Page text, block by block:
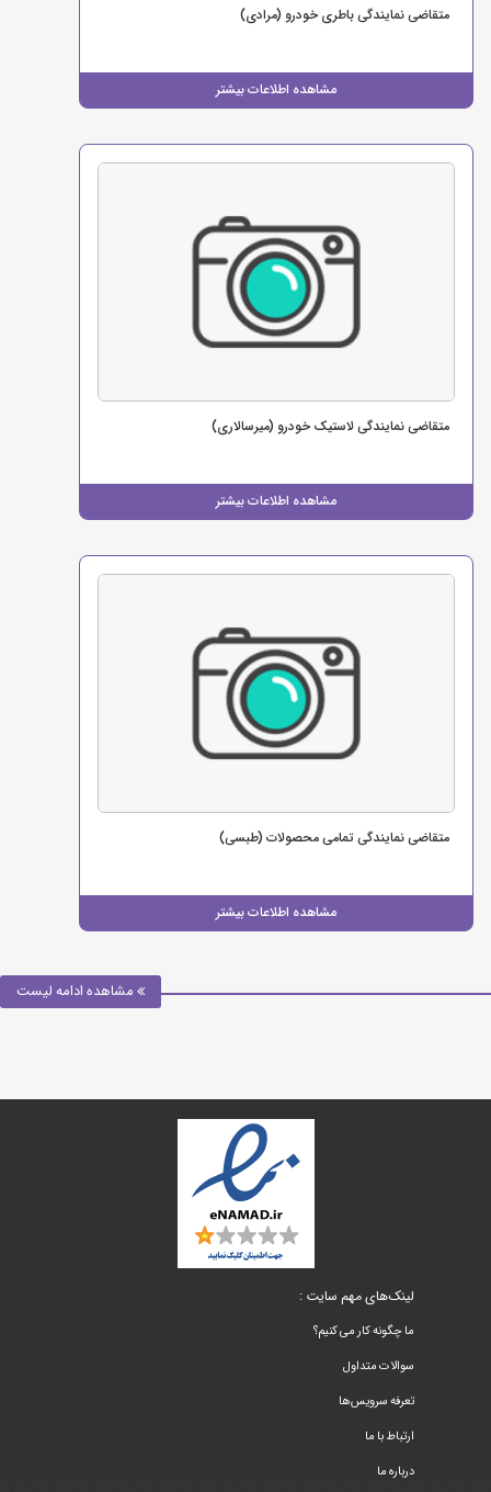
مشاهده اطلاعات بیشتر
متقاضی نمایندگی باطری خودرو (مرادی)
مشاهده اطلاعات بیشتر
متقاضی نمایندگی لاستیک خودرو (میرسالاری)
مشاهده اطلاعات بیشتر
متقاضی نمایندگی تمامی محصولات (طبسی)
مشاهده ادامه لیست
لینک‌های مهم سایت :
ما چگونه کار می کنیم؟
سوالات متداول
تعرفه سرویس‌ها
ارتباط با ما
درباره ما